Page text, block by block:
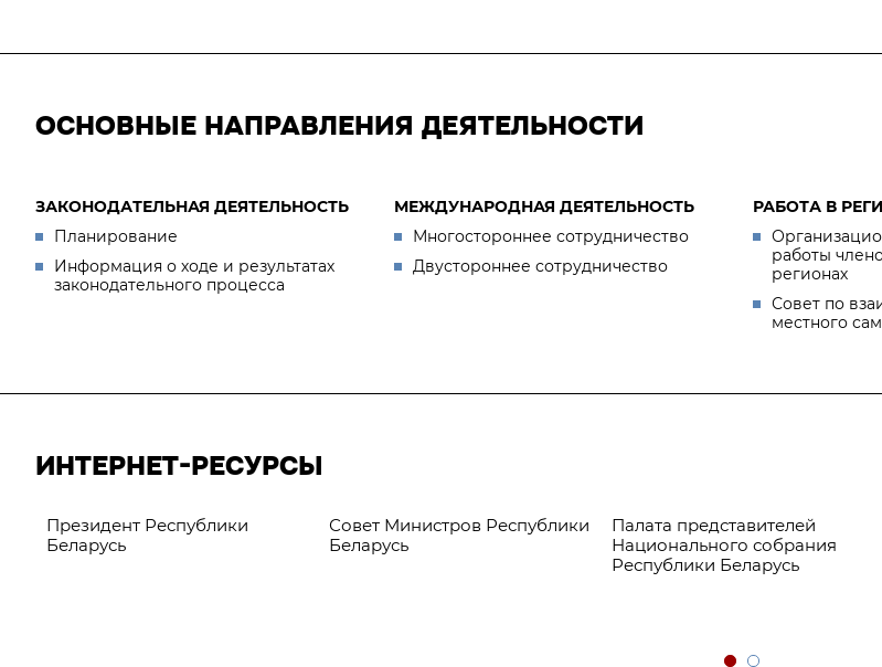
ОСНОВНЫЕ НАПРАВЛЕНИЯ ДЕЯТЕЛЬНОСТИ
ЗАКОНОДАТЕЛЬНАЯ ДЕЯТЕЛЬНОСТЬ
Планирование
Информация о ходе и результатах
законодательного процесса
МЕЖДУНАРОДНАЯ ДЕЯТЕЛЬНОСТЬ
Многостороннее сотрудничество
Двустороннее сотрудничество
РАБОТА В
работы
регионах
Совет по
местного
ИНТЕРНЕТ-РЕСУРСЫ
Президент Республики
Беларусь
Совет Министров Республики
Беларусь
Палата представителей
Национального собрания
Республики Беларусь